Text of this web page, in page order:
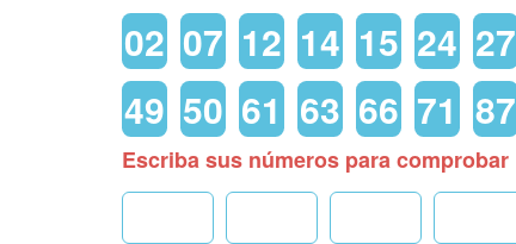
02 07 12 14 15 24 27
49 50 61 63 66 71 87
Escriba sus números para comprobar